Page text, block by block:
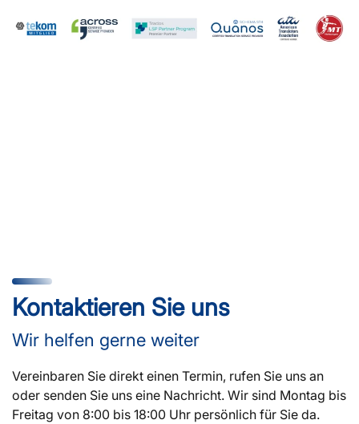
Kontaktieren Sie uns
Wir helfen gerne weiter
Vereinbaren Sie direkt einen Termin, rufen Sie uns an
oder senden Sie uns eine Nachricht. Wir sind Montag bis
Freitag von 8:00 bis 18:00 Uhr persönlich für Sie da.